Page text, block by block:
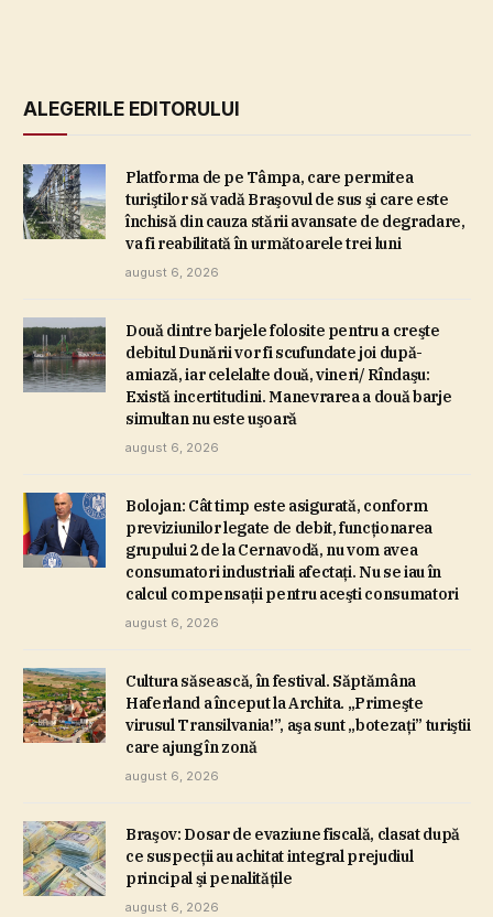
ALEGERILE EDITORULUI
Platforma de pe Tâmpa, care permitea
turiştilor să vadă Braşovul de sus şi care este
închisă din cauza stării avansate de degradare,
va fi reabilitată în următoarele trei luni
august 6, 2026
Două dintre barjele folosite pentru a creşte
debitul Dunării vor fi scufundate joi după-
amiază, iar celelalte două, vineri/ Rîndaşu:
Există incertitudini. Manevrarea a două barje
simultan nu este uşoară
august 6, 2026
Bolojan: Cât timp este asigurată, conform
previziunilor legate de debit, funcţionarea
grupului 2 de la Cernavodă, nu vom avea
consumatori industriali afectaţi. Nu se iau în
calcul compensaţii pentru aceşti consumatori
august 6, 2026
Cultura săsească, în festival. Săptămâna
Haferland a început la Archita. „Primeşte
virusul Transilvania!”, aşa sunt „botezaţi” turiştii
care ajung în zonă
august 6, 2026
Braşov: Dosar de evaziune fiscală, clasat după
ce suspecţii au achitat integral prejudiul
principal şi penalităţile
august 6, 2026